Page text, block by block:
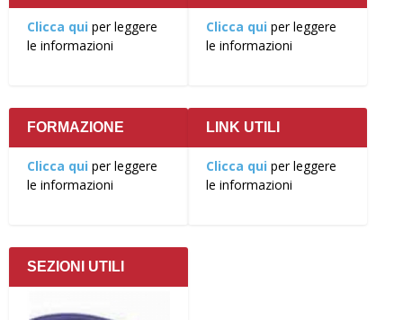
Clicca qui per leggere
le informazioni
Clicca qui per leggere
le informazioni
FORMAZIONE
Clicca qui per leggere
le informazioni
LINK UTILI
Clicca qui per leggere
le informazioni
SEZIONI UTILI